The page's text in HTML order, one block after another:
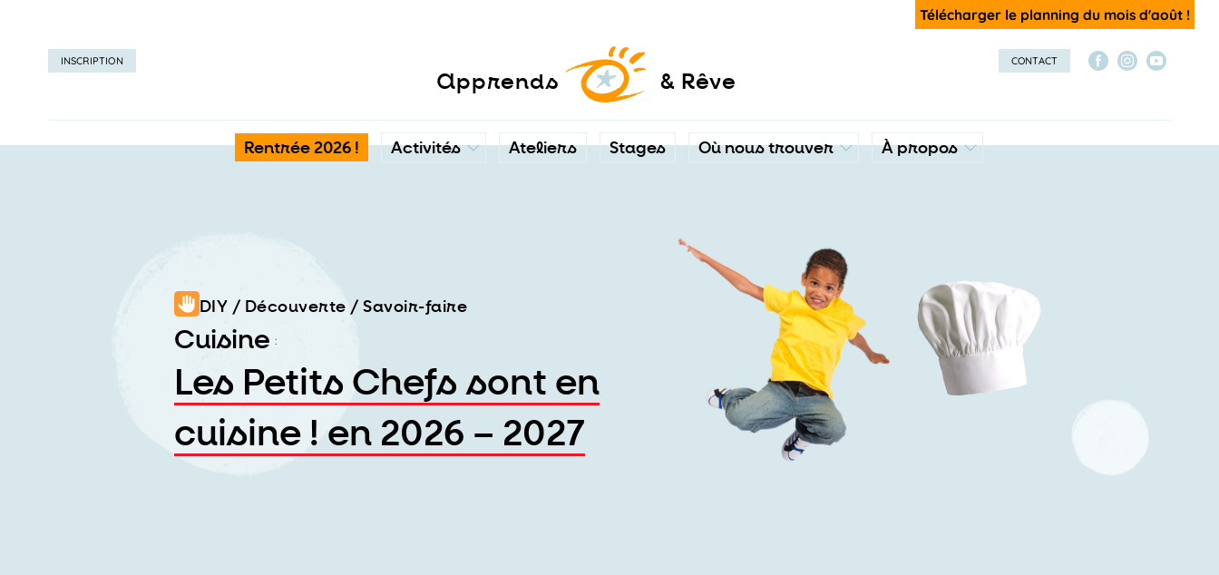
Télécharger le planning du mois d'août !
apprends & Rêve
Rentrée 2026 ! Activités Ateliers Stages Où nous trouver À propos
CONTACT
INSCRIPTION
DIY / Découverte / Savoir-faire
Cuisine :
Les Petits Chefs sont en
cuisine ! en 2026 – 2027